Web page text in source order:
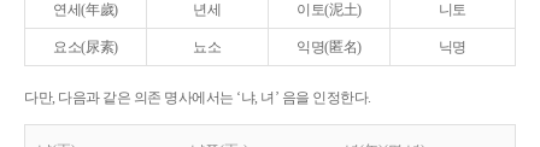
연세(年歲) 년세 이토(泥土) 니토
요소(尿素) 뇨소 익명(匿名) 닉명
다만, 다음과 같은 의존 명사에서는 ‘냐, 녀’ 음을 인정한다.